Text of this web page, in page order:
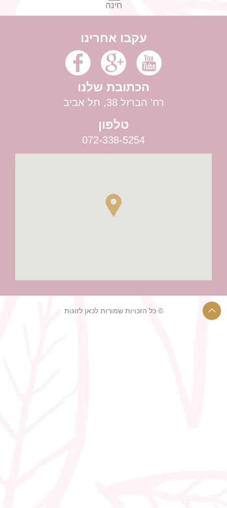
חינה
עקבו אחרינו
הכתובת שלנו
רח' הברזל 38, תל אביב
טלפון
072-338-5254
© כל הזכויות שמורות לכאן לזוגות